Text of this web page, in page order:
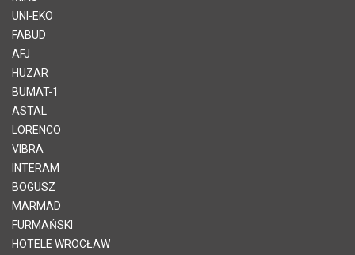
UNI-EKO
FABUD
AFJ
HUZAR
BUMAT-1
ASTAL
LORENCO
VIBRA
INTERAM
BOGUSZ
MARMAD
FURMAŃSKI
HOTELE WROCŁAW